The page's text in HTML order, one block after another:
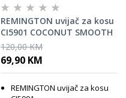
REMINGTON uvijač za kosu
CI5901 COCONUT SMOOTH
CURLING WAND
120,00 KM
69,90 KM
REMINGTON uvijač za kosu